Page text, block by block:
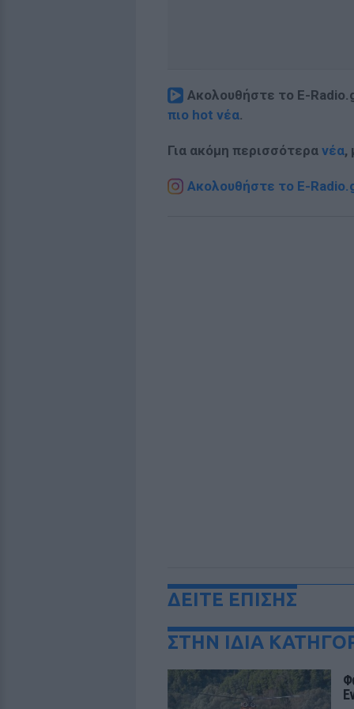
Ακολουθήστε το E-
πιο hot νέα.
Για ακόμη περισσότερα νέα,
Ακολουθήστε το E-
ΔΕΙΤΕ ΕΠΙΣΗΣ
ΣΤΗΝ ΙΔΙΑ